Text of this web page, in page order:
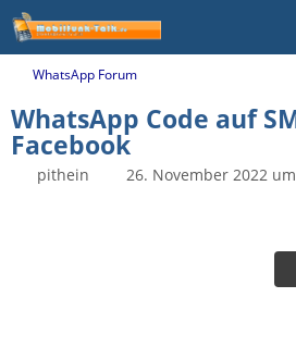
WhatsApp Forum
WhatsApp Code auf
Facebook
pithein 26. November 2022